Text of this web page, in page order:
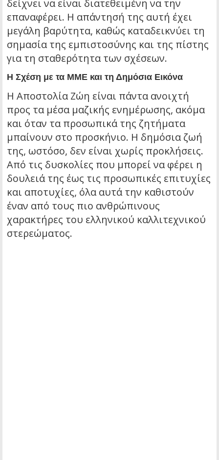
δείχνει να είναι διατεθειμένη να την
επαναφέρει. Η απάντησή της αυτή έχει
μεγάλη βαρύτητα, καθώς καταδεικνύει τη
σημασία της εμπιστοσύνης και της πίστης
για τη σταθερότητα των σχέσεων.
Η Σχέση με τα ΜΜΕ και τη Δημόσια Εικόνα
Η Αποστολία Ζώη είναι πάντα ανοιχτή
προς τα μέσα μαζικής ενημέρωσης, ακόμα
και όταν τα προσωπικά της ζητήματα
μπαίνουν στο προσκήνιο. Η δημόσια ζωή
της, ωστόσο, δεν είναι χωρίς προκλήσεις.
Από τις δυσκολίες που μπορεί να φέρει η
δουλειά της έως τις προσωπικές επιτυχίες
και αποτυχίες, όλα αυτά την καθιστούν
έναν από τους πιο ανθρώπινους
χαρακτήρες του ελληνικού καλλιτεχνικού
στερεώματος.